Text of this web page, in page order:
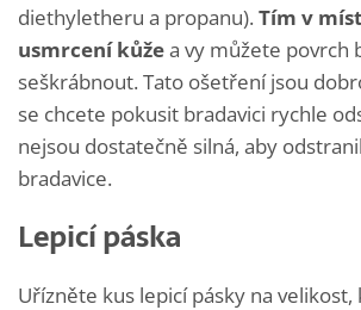
diethyletheru a propanu). Tím v
usmrcení kůžea vy můžete povrch
seškrábnout. Tato ošetření jsou
se chcete pokusit bradavici rychle
nejsou dostatečně silná, aby
bradavice.
Lepicí páska
Uřízněte kus lepicí pásky na